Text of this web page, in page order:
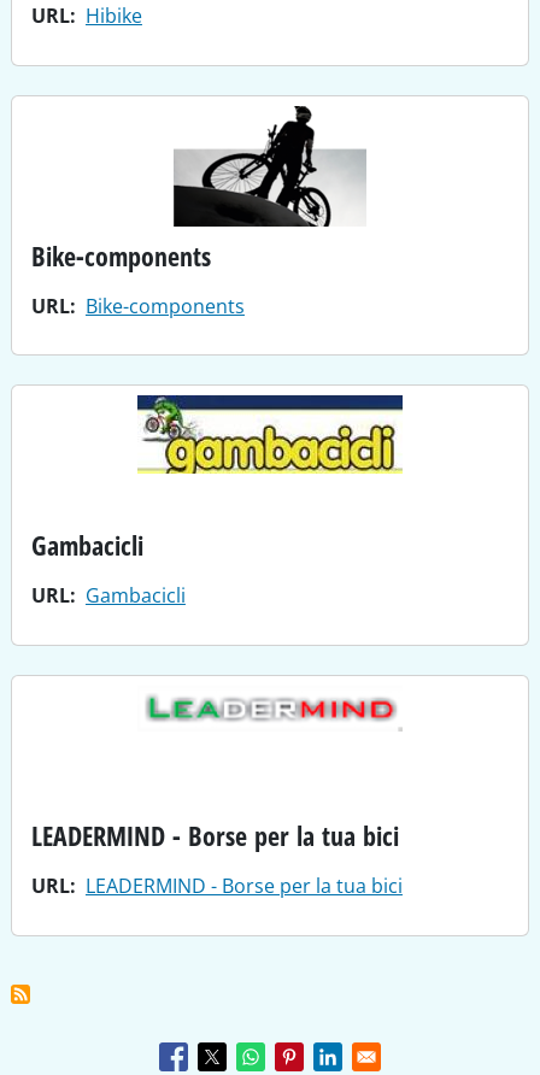
URL Hibike
Bike-components
URL Bike-components
Gambacicli
URL Gambacicli
LEADERMIND - Borse per la tua bici
URL LEADERMIND - Borse per la tua bici